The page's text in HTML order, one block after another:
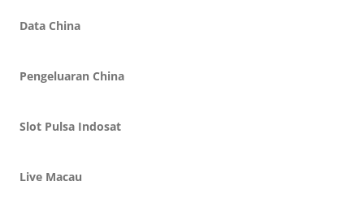
Data China
Pengeluaran China
Slot Pulsa Indosat
Live Macau